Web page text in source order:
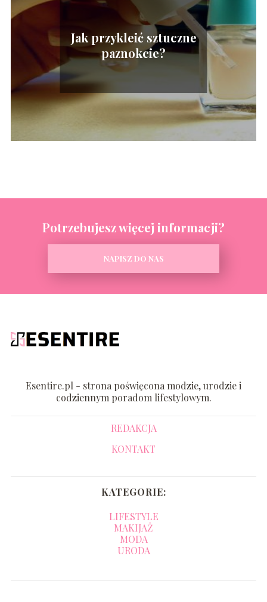
Jak przykleić sztuczne
paznokcie?
Potrzebujesz więcej informacji?
NAPISZ DO NAS
Esentire.pl - strona poświęcona modzie, urodzie i
codziennym poradom lifestylowym.
REDAKCJA
KONTAKT
KATEGORIE:
LIFESTYLE
MAKIJAŻ
MODA
URODA